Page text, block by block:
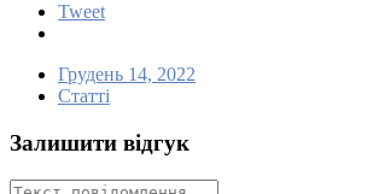
Tweet
Грудень 14, 2022
Статті
Залишити відгук